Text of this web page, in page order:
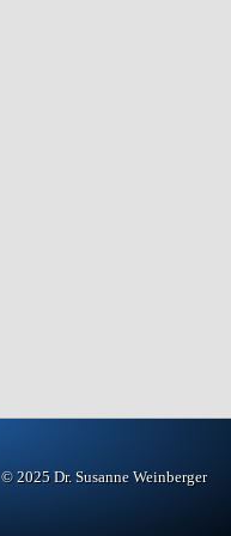
© 2025 Dr. Susanne Weinberger